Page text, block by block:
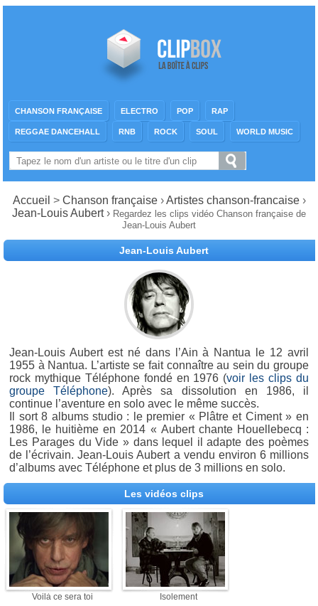
CHANSON FRANÇAISE ELECTRO POP RAP
REGGAE DANCEHALL RNB ROCK SOUL WORLD MUSIC
Accueil > Chanson française› Artistes chanson-francaise›
Jean-Louis Aubert› Regardez les clips vidéo Chanson française de
Jean-Louis Aubert
Jean-Louis Aubert
Jean-Louis Aubert est né dans l’Ain à Nantua le 12 avril
1955 à Nantua. L’artiste se fait connaître au sein du groupe
rock mythique Téléphone fondé en 1976 (voir les clips du
groupe Téléphone). Après sa dissolution en 1986, il
continue l’aventure en solo avec le même succès.
Il sort 8 albums studio : le premier « Plâtre et Ciment » en
1986, le huitième en 2014 « Aubert chante Houellebecq :
Les Parages du Vide » dans lequel il adapte des poèmes
de l’écrivain. Jean-Louis Aubert a vendu environ 6 millions
d’albums avec Téléphone et plus de 3 millions en solo.
Les vidéos clips
Voilà ce sera toi Isolement